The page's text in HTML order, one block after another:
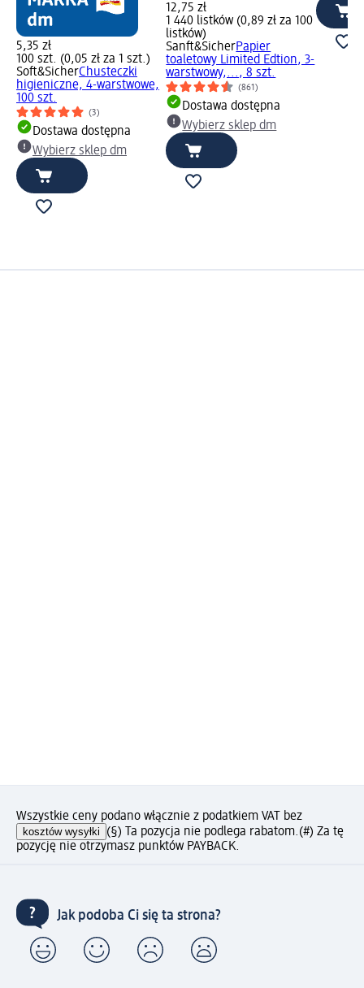
5,35 zł
100 szt. (0,05 zł za 1 szt.)
Soft&SicherChusteczki
higieniczne, 4-warstwowe,
100 szt.
(3)
Dostawa dostępna
Wybierz sklep dm
12,75 zł
1 440 listków (0,89 zł za 100
listków)
Sanft&SicherPapier
toaletowy Limited Edtion, 3-
warstwowy,..., 8 szt.
(861)
Dostawa dostępna
Wybierz sklep dm
Wszystkie ceny podano włącznie z podatkiem VAT bez
kosztów wysyłki (§) Ta pozycja nie podlega rabatom.(#) Za tę
pozycję nie otrzymasz punktów PAYBACK.
Jak podoba Ci się ta strona?